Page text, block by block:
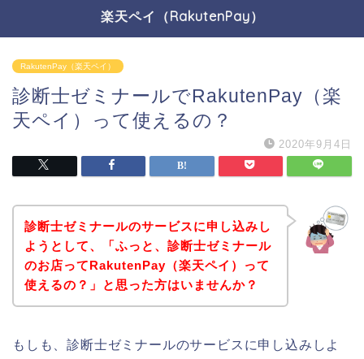
楽天ペイ（RakutenPay）
RakutenPay（楽天ペイ）
診断士ゼミナールでRakutenPay（楽
天ペイ）って使えるの？
2020年9月4日
診断士ゼミナールのサービスに申し込みし
ようとして、「ふっと、診断士ゼミナール
のお店ってRakutenPay（楽天ペイ）って
使えるの？」と思った方はいませんか？
もしも、診断士ゼミナールのサービスに申し込みしよ